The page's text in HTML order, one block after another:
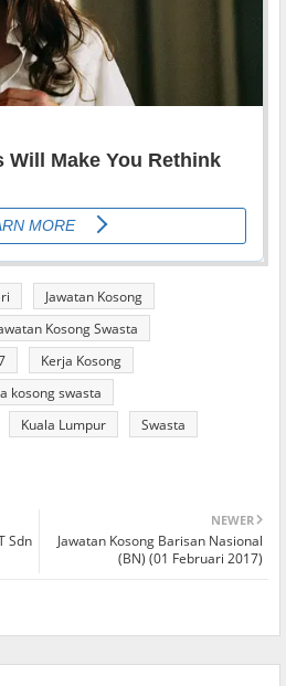
Jawatan Kosong
Kosong Swasta
Kerja Kosong
kosong swasta
Kuala Lumpur Swasta
NEWER
Jawatan Kosong Barisan Nasional
(BN) (01 Februari 2017)
Sdn